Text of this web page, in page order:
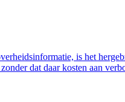
is het
dat daar kosten aan